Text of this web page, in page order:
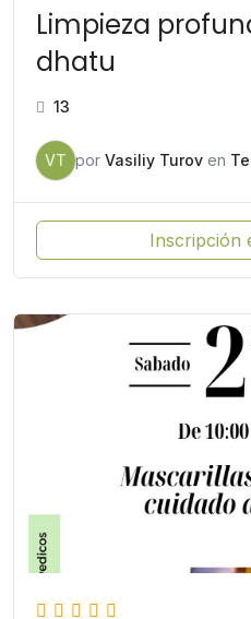
Limpieza
dhatu
13
VT por Vasiliy Turov en
Inscripción